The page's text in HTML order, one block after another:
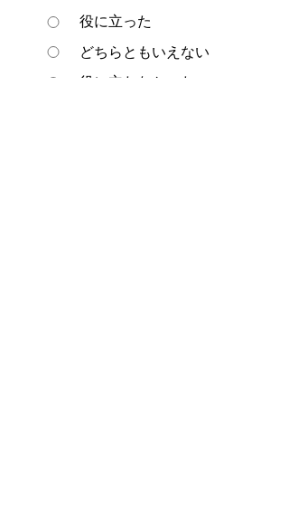
役に立った
どちらともいえない
役に立たなかった